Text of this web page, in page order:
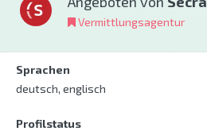
Vermittlungsagentur
Sprachen
deutsch, englisch
Profilstatus